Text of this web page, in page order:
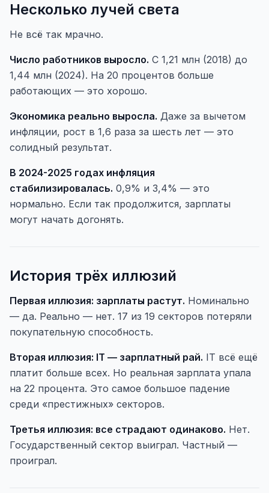
Несколько лучей света
Не всё так мрачно.
Число работников выросло. С 1,21 млн (2018) до
1,44 млн (2024). На 20 процентов больше
работающих — это хорошо.
Экономика реально выросла. Даже за вычетом
инфляции, рост в 1,6 раза за шесть лет — это
солидный результат.
В 2024-2025 годах инфляция
стабилизировалась. 0,9% и 3,4% — это
нормально. Если так продолжится, зарплаты
могут начать догонять.
История трёх иллюзий
Первая иллюзия: зарплаты растут. Номинально
— да. Реально — нет. 17 из 19 секторов потеряли
покупательную способность.
Вторая иллюзия: IT — зарплатный рай. IT всё ещё
платит больше всех. Но реальная зарплата упала
на 22 процента. Это самое большое падение
среди «престижных» секторов.
Третья иллюзия: все страдают одинаково. Нет.
Государственный сектор выиграл. Частный —
проиграл.